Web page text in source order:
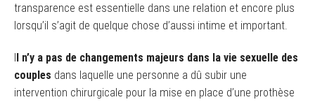
transparence est essentielle dans une relation et encore plus
lorsqu’il s’agit de quelque chose d’aussi intime et important.
Il n’y a pas de changements majeurs dans la vie sexuelle des
couples dans laquelle une personne a dû subir une
intervention chirurgicale pour la mise en place d’une prothèse